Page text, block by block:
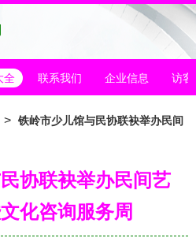
全 联系我们 企业信息 访客
> 铁岭市少儿馆与民协联袂举办民间
协联袂举办民间艺
化咨询服务周